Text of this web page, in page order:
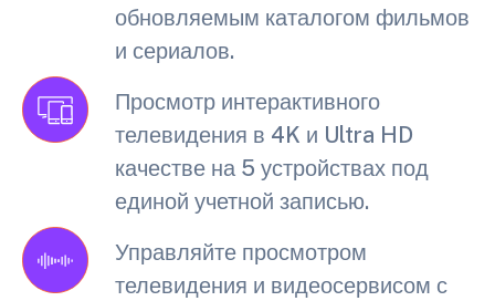
обновляемым каталогом фильмов
и сериалов.
Просмотр интерактивного
телевидения в 4K и Ultra HD
качестве на 5 устройствах под
единой учетной записью.
Управляйте просмотром
телевидения и видеосервисом с